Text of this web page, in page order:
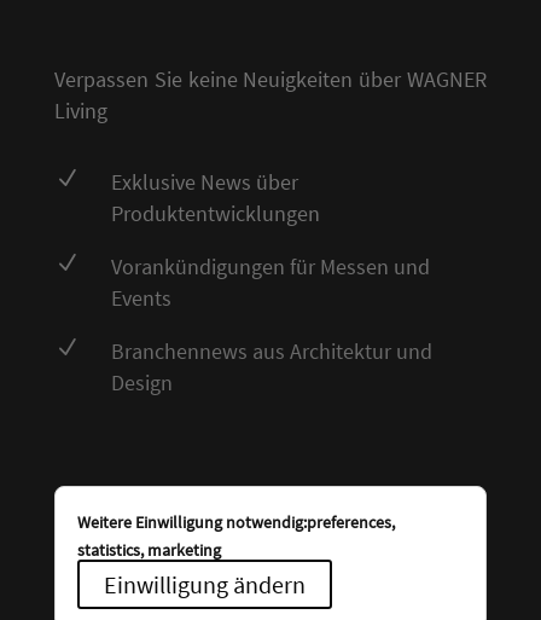
Verpassen Sie keine Neuigkeiten über WAGNER
Living
N
Exklusive News über
Produktentwicklungen
N
Vorankündigungen für Messen und
Events
N
Branchennews aus Architektur und
Design
Weitere Einwilligung notwendig:preferences,
statistics, marketing
Einwilligung ändern